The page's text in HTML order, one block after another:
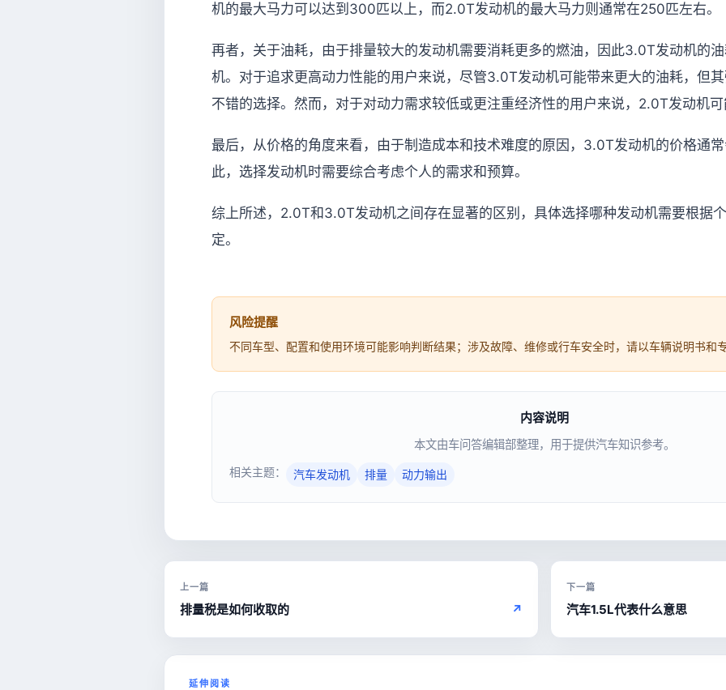
机的最大马力可以达到300匹以上，而2.0T发动机的最大马力则通常在250匹左右。
再者，关于油耗，由于排量较大的发动机需要消耗更多的燃油，因此3.0T发动机的
机。对于追求更高动力性能的用户来说，尽管3.0T发动机可能带来更大的油耗，但
不错的选择。然而，对于对动力需求较低或更注重经济性的用户来说，2.0T发动机
最后，从价格的角度来看，由于制造成本和技术难度的原因，3.0T发动机的价格通
此，选择发动机时需要综合考虑个人的需求和预算。
综上所述，2.0T和3.0T发动机之间存在显著的区别，具体选择哪种发动机需要根据
定。
风险提醒
不同车型、配置和使用环境可能影响判断结果；涉及故障、维修或行车安全时，请以车辆说明书和
内容说明
本文由车问答编辑部整理，用于提供汽车知识参考。
相关主题：
汽车发动机 排量 动力输出
上一篇
排量税是如何收取的 ↗
下一篇
汽车1.5L代表什么意思
延伸阅读